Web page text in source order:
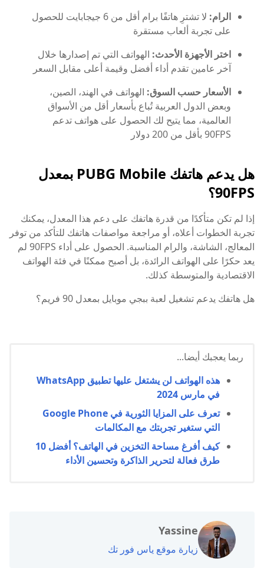
الرام:
لا تشترِ هاتفًا برام أقل من 6 جيجابايت للحصول
على تجربة ألعاب مستقرة
اختر الأجهزة الأحدث:الهواتف التي تم إصدارها خلال
آخر عامين تقدم أداء أفضل وقيمة أعلى مقابل السعر
الأسعار حسب السوق:الهواتف في الهند، الصين،
وبعض الدول العربية تُباع بأسعار أقل من الأسواق
العالمية، مما يتيح لك الحصول على هواتف تدعم
90FPS بأقل من 200 دولار
هل يدعم هاتفك PUBG Mobile بمعدل
90FPS؟
إذا لم تكن متأكدًا من قدرة هاتفك على دعم هذا المعدل، يمكنك
تجربة الخطوات أعلاه، أو مراجعة مواصفات هاتفك للتأكد من توفر
المعالج، الشاشة، والرام المناسبة. الحصول على أداء 90FPS لم
يعد حكرًا على الهواتف الرائدة، بل أصبح ممكنًا في فئة الهواتف
الاقتصادية والمتوسطة كذلك.
هل هاتفك يدعم تشغيل لعبة ببجي موبايل بمعدل 90 فريم؟
ربما يعجبك أيضا...
هذه الهواتف لن يشتغل عليها تطبيق WhatsApp
في مارس 2024
تعرف على المزايا الثورية في Google Phone
التي ستغير تجربتك مع المكالمات
كيف أفرغ مساحة التخزين في الهاتف؟ أفضل 10
طرق فعالة لتحرير الذاكرة وتحسين الأداء
Yassine
زيارة موقع ياس فور تك